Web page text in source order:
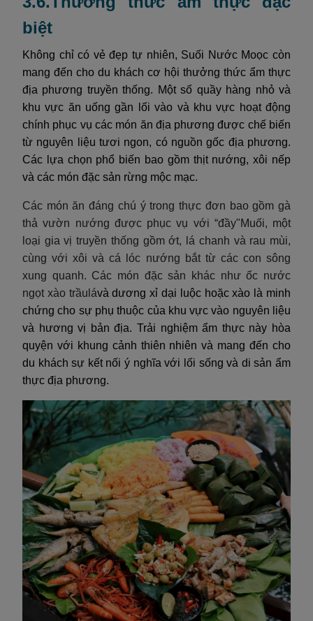
biệt
Không chỉ có vẻ đẹp tự nhiên, Suối Nước Moọc còn
mang đến cho du khách cơ hội thưởng thức ẩm thực
địa phương truyền thống. Một số quầy hàng nhỏ và
khu vực ăn uống gần lối vào và khu vực hoạt động
chính phục vụ các món ăn địa phương được chế biến
từ nguyên liệu tươi ngon, có nguồn gốc địa phương.
Các lựa chọn phổ biến bao gồm thịt nướng, xôi nếp
và các món đặc sản rừng mộc mạc.
Các món ăn đáng chú ý trong thực đơn bao gồm gà
thả vườn nướng được phục vụ với “đầy"Muối, một
loại gia vị truyền thống gồm ớt, lá chanh và rau mùi,
cùng với xôi và cá lóc nướng bắt từ các con sông
xung quanh. Các món đặc sản khác như ốc nước
ngọt xào trầulávà dương xỉ dại luộc hoặc xào là minh
chứng cho sự phụ thuộc của khu vực vào nguyên liệu
và hương vị bản địa. Trải nghiệm ẩm thực này hòa
quyện với khung cảnh thiên nhiên và mang đến cho
du khách sự kết nối ý nghĩa với lối sống và di sản ẩm
thực địa phương.